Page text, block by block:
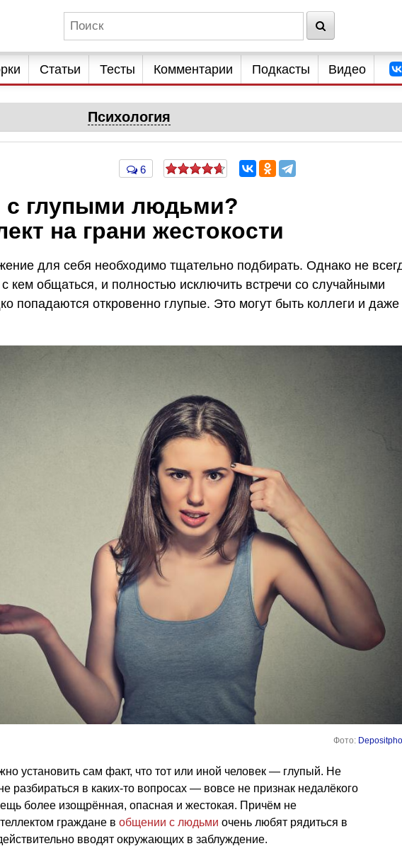
Статьи Тесты Комментарии Подкасты Видео
Психология
6
с глупыми людьми?
на грани жестокости
для себя необходимо тщательно подбирать. Однако не
кем общаться, и полностью исключить встречи со случайными
попадаются откровенно глупые. Это могут быть коллеги и даже
Фото:
установить сам факт, что тот или иной человек — глупый. Не
разбираться в каких-то вопросах — вовсе не признак недалёкого
более изощрённая, опасная и жестокая. Причём не
граждане в общении с людьми очень любят рядиться в
вводят окружающих в заблуждение.